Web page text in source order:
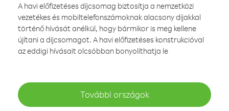
A havi előfizetéses díjcsomag biztosítja a nemzetközi
vezetékes és mobiltelefonszámoknak alacsony díjakkal
történő hívását anélkül, hogy bármikor is meg kellene
újítani a díjcsomagot. A havi előfizetéses konstrukcióval
az eddigi hívásait olcsóbban bonyolíthatja le
További országok